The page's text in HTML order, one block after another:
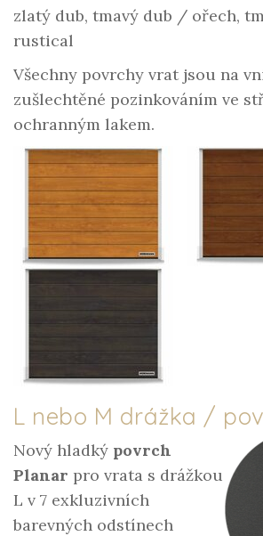
zlatý dub, tmavý dub / ořech,
rustical
Všechny povrchy vrat jsou na
zušlechtěné pozinkováním ve
ochranným lakem.
L nebo M drážka /
Nový hladký povrch
Planar pro vrata s drážkou
L v 7 exkluzivních
barevných odstínech